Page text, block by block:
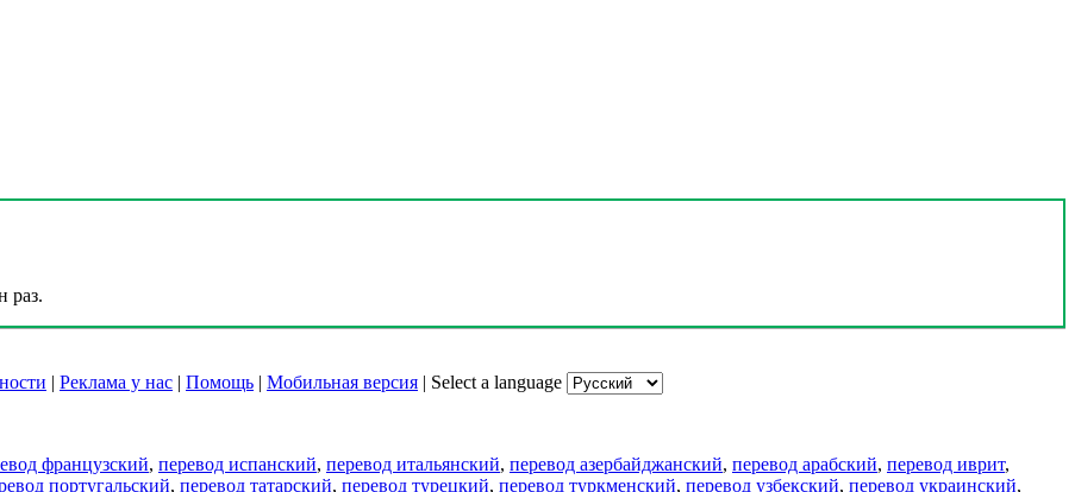
раз.
| Реклама у нас | Помощь | Мобильная версия | Select a language
французский, перевод испанский, перевод итальянский, перевод азербайджанский, перевод арабский, перевод иврит,
португальский, перевод татарский, перевод турецкий, перевод туркменский, перевод узбекский, перевод украинский,